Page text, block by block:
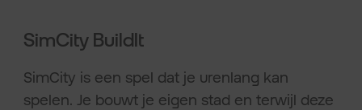
SimCity BuildIt
SimCity is een spel dat je urenlang kan
spelen. Je bouwt je eigen stad en terwijl deze